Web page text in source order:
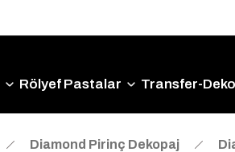
Rölyef Pastalar Transfer-
Diamond Pirinç Dekopaj